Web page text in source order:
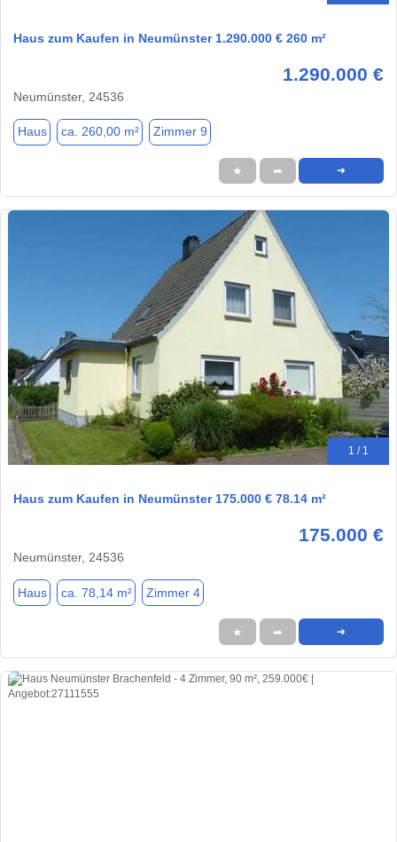
Haus zum Kaufen in Neumünster 1.290.000 € 260 m²
1.290.000 €
Neumünster, 24536
Haus ca. 260,00 m² Zimmer 9
★ ➦ ➜
1 / 1
Haus zum Kaufen in Neumünster 175.000 € 78.14 m²
175.000 €
Neumünster, 24536
Haus ca. 78,14 m² Zimmer 4
★ ➦ ➜